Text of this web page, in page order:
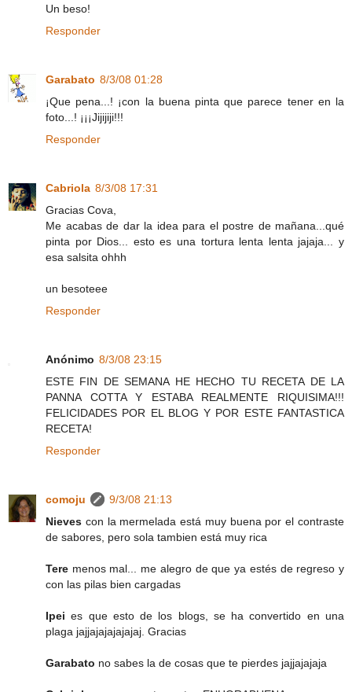
Un beso!
Responder
Garabato 8/3/08 01:28
¡Que pena...! ¡con la buena pinta que parece tener en la
foto...! ¡¡¡Jijijiji!!!
Responder
Cabriola 8/3/08 17:31
Gracias Cova,
Me acabas de dar la idea para el postre de mañana...qué
pinta por Dios... esto es una tortura lenta lenta jajaja... y
esa salsita ohhh
un besoteee
Responder
Anónimo 8/3/08 23:15
ESTE FIN DE SEMANA HE HECHO TU RECETA DE LA
PANNA COTTA Y ESTABA REALMENTE RIQUISIMA!!!
FELICIDADES POR EL BLOG Y POR ESTE FANTASTICA
RECETA!
Responder
comoju
9/3/08 21:13
Nieves con la mermelada está muy buena por el contraste
de sabores, pero sola tambien está muy rica
Tere menos mal... me alegro de que ya estés de regreso y
con las pilas bien cargadas
Ipei es que esto de los blogs, se ha convertido en una
plaga jajjajajajajajaj. Gracias
Garabato no sabes la de cosas que te pierdes jajjajajaja